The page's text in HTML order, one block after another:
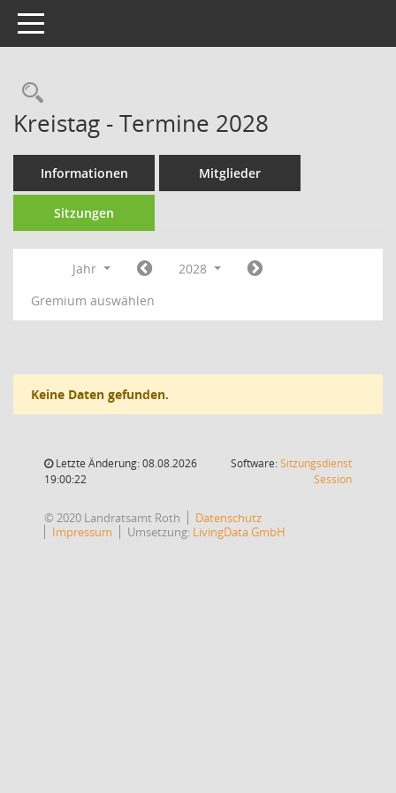
Toggle navigation
Rechercheauswahl
Kreistag - Termine 2028
Informationen Mitglieder
Sitzungen
Jahr
2028
Gremium auswählen
Keine Daten gefunden.
Letzte Änderung: 08.08.2026
19:00:22
Software:Sitzungsdienst
Session(Wird in
© 2020 Landratsamt Roth
Datenschutz
Impressum
Umsetzung: LivingData GmbH